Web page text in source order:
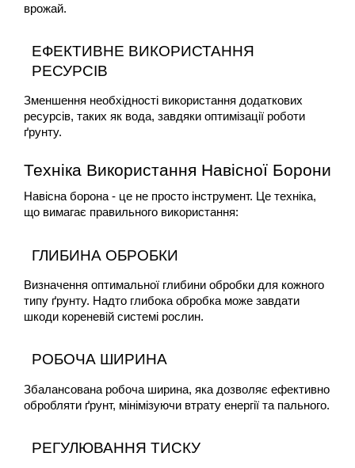
врожай.
ЕФЕКТИВНЕ ВИКОРИСТАННЯ
РЕСУРСІВ
Зменшення необхідності використання додаткових
ресурсів, таких як вода, завдяки оптимізації роботи
ґрунту.
Техніка Використання Навісної Борони
Навісна борона - це не просто інструмент. Це техніка,
що вимагає правильного використання:
ГЛИБИНА ОБРОБКИ
Визначення оптимальної глибини обробки для кожного
типу ґрунту. Надто глибока обробка може завдати
шкоди кореневій системі рослин.
РОБОЧА ШИРИНА
Збалансована робоча ширина, яка дозволяє ефективно
обробляти ґрунт, мінімізуючи втрату енергії та пального.
РЕГУЛЮВАННЯ ТИСКУ